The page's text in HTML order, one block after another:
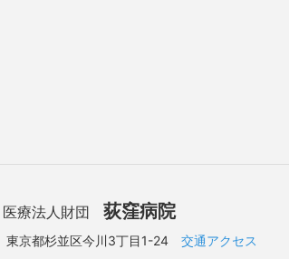
医療法人財団 荻窪病院
京都杉並区今川3丁目1-24 交通アクセス